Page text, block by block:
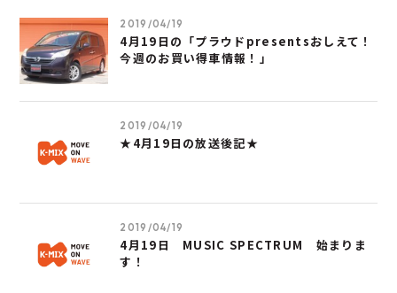
2019/04/19
4月19日の「プラウドpresentsおしえて！
今週のお買い得車情報！」
2019/04/19
★4月19日の放送後記★
2019/04/19
4月19日 MUSIC SPECTRUM 始まりま
す！